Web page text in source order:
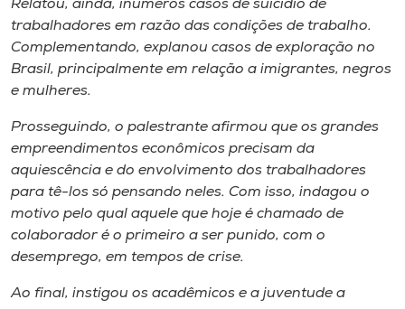
Relatou, ainda, inúmeros casos de suicídio de
trabalhadores em razão das condições de trabalho.
Complementando, explanou casos de exploração no
Brasil, principalmente em relação a imigrantes, negros
e mulheres.
Prosseguindo, o palestrante afirmou que os grandes
empreendimentos econômicos precisam da
aquiescência e do envolvimento dos trabalhadores
para tê-los só pensando neles. Com isso, indagou o
motivo pelo qual aquele que hoje é chamado de
colaborador é o primeiro a ser punido, com o
desemprego, em tempos de crise.
Ao final, instigou os acadêmicos e a juventude a